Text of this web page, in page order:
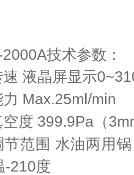
2000A技术参数：
液晶屏显示
Max.25ml/min
度 399.9Pa（
范围 水油两用
-210度